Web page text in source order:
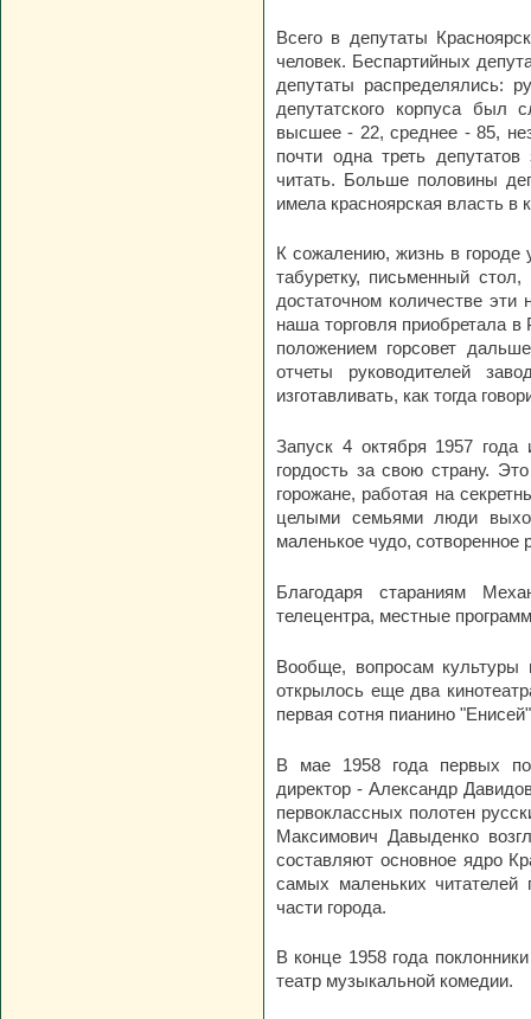
Всего в депутаты
человек. Беспартийных
депутаты распределялись:
депутатского корпуса был
высшее - 22, среднее - 85,
почти одна треть
читать. Больше половины
имела красноярская власть в
К сожалению, жизнь в
табуретку, письменный
достаточном количестве
наша торговля приобретала
положением горсовет
отчеты руководителей
изготавливать, как тогда
Запуск 4 октября 1957 года
гордость за свою страну.
горожане, работая на
целыми семьями люди
маленькое чудо, сотворенное
Благодаря стараниям
телецентра, местные
Вообще, вопросам культуры
открылось еще два
первая сотня пианино
В мае 1958 года первых
директор - Александр
первоклассных полотен
Максимович Давыденко
составляют основное ядро
самых маленьких читателей
части города.
В конце 1958 года
театр музыкальной комедии.